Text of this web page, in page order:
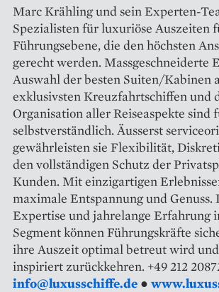
Marc Krähling und sein Experten-
Spezialisten für luxuriöse Auszeiten
Führungsebene, die den höchsten
gerecht werden. Massgeschneiderte
Auswahl der besten Suiten/Kabinen
exklusivsten Kreuzfahrtschiffen und
Organisation aller Reiseaspekte sind
selbstverständlich. Äusserst
gewährleisten sie Flexibilität,
den vollständigen Schutz der
Kunden. Mit einzigartigen
maximale Entspannung und Genuss.
Expertise und jahrelange Erfahrung
Segment können Führungskräfte
ihre Auszeit optimal betreut wird
inspiriert zurückkehren. +49 212
info@luxusschiffe.de ●